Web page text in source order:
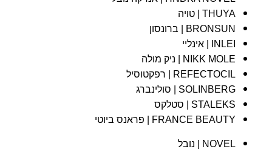
THUYA | טויה
BRONSUN | ברונסון
INLEI | אינליי
NIKK MOLE | ניק מולה
REFECTOCIL | רפקטוסיל
SOLINBERG | סולינברג
STALEKS | סטלקס
FRANCE BEAUTY | פראנס ביוטי
NOVEL | נובל